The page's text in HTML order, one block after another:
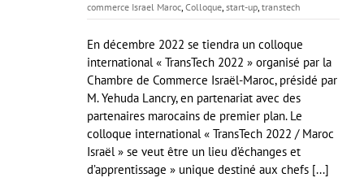
commerce Israel Maroc, Colloque, start-up, transtech
En décembre 2022 se tiendra un colloque
international « TransTech 2022 » organisé par la
Chambre de Commerce Israël-Maroc, présidé par
M. Yehuda Lancry, en partenariat avec des
partenaires marocains de premier plan. Le
colloque international « TransTech 2022 / Maroc
Israël » se veut être un lieu d’échanges et
d’apprentissage » unique destiné aux chefs [...]